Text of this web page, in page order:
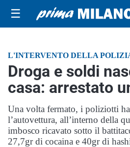
☰
L'INTERVENTO DELLA
Droga e soldi
casa: arrestato
Una volta fermato, i poliziotti
l’autovettura, all’interno della
imbosco ricavato sotto il
27,7gr di cocaina e 40gr di